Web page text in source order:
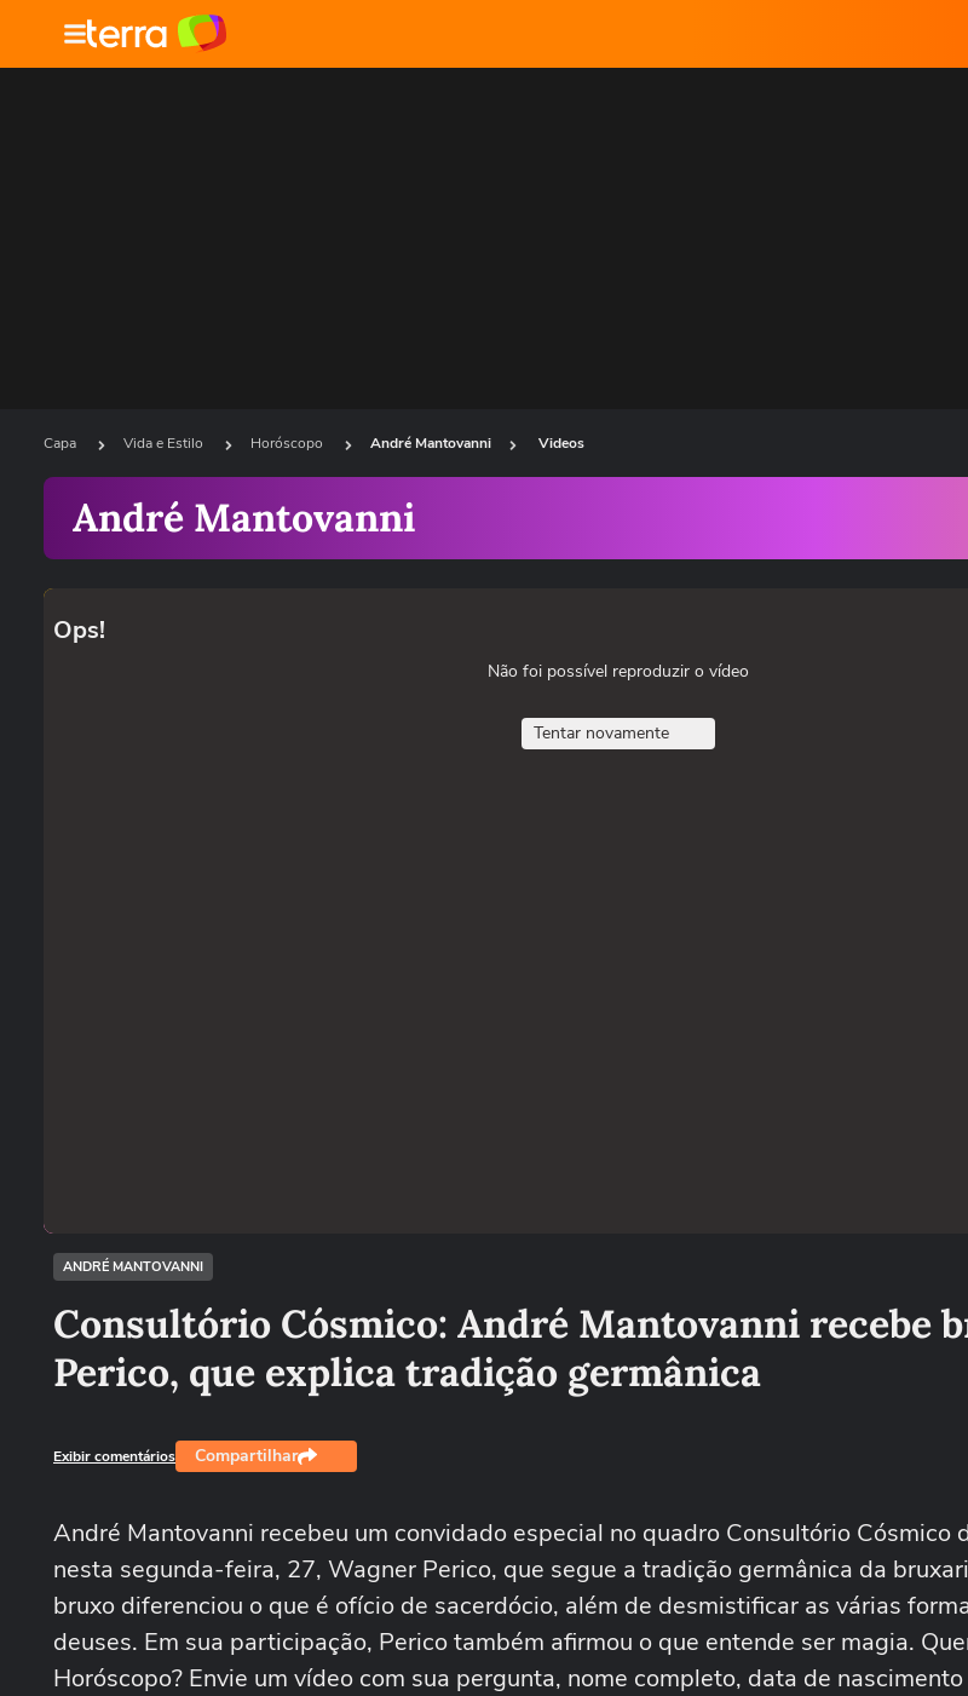
Capa Vida e Estilo Horóscopo André Mantovanni Videos
André Mantovanni
Ops!
Não foi possível reproduzir o vídeo
Tentar novamente
ANDRÉ MANTOVANNI
Consultório Cósmico: André Mantovanni recebe
Perico, que explica tradição germânica
Exibir comentários Compartilhar
André Mantovanni recebeu um convidado especial no quadro Consultório Cósmico
nesta segunda-feira, 27, Wagner Perico, que segue a tradição germânica da
bruxo diferenciou o que é ofício de sacerdócio, além de desmistificar as várias
deuses. Em sua participação, Perico também afirmou o que entende ser magia.
Horóscopo? Envie um vídeo com sua pergunta, nome completo, data de